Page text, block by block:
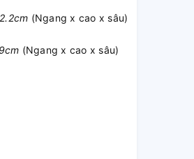
(Ngang x cao x sâu)
(Ngang x cao x sâu)